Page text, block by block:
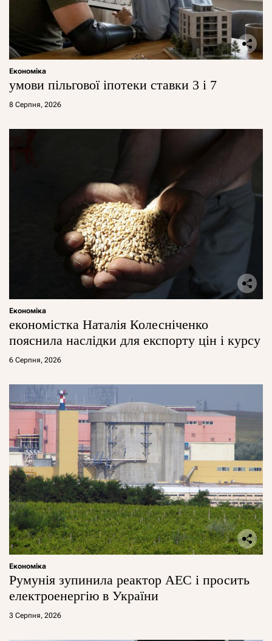
Економіка
умови пільгової іпотеки ставки 3 і 7
8 Серпня, 2026
Економіка
економістка Наталія Колесніченко
пояснила наслідки для експорту цін і курсу
6 Серпня, 2026
Економіка
Румунія зупинила реактор АЕС і просить
електроенергію в України
3 Серпня, 2026